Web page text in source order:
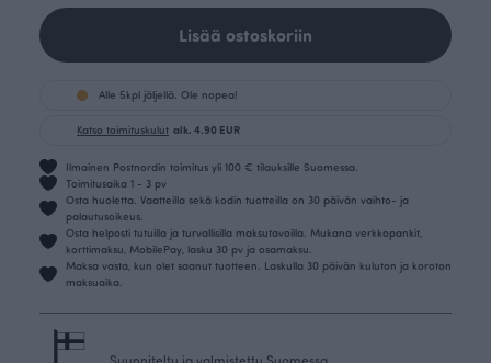
Lisää ostoskoriin
Alle 5kpl jäljellä. Ole nopea!
Katso toimituskulut alk. 4.90 EUR
Ilmainen Postnordin toimitus yli 100 € tilauksille Suomessa.
Toimitusaika 1 - 3 pv
Osta huoletta. Vaatteilla sekä kodin tuotteilla on 30 päivän vaihto- ja
palautusoikeus.
Osta helposti tutuilla ja turvallisilla maksutavoilla. Mukana verkkopankit,
korttimaksu, MobilePay, lasku 30 pv ja osamaksu.
Maksa vasta, kun olet saanut tuotteen. Laskulla 30 päivän kuluton ja koroton
maksuaika.